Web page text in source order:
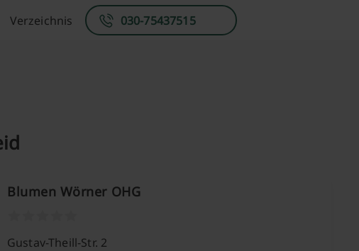
Verzeichnis 030-75437515
Blumen Wörner OHG
Gustav-Theill-Str. 2